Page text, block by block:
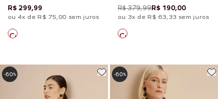
R$ 299,99
ou 4x de R$ 75,00 sem juros
Zebra
R$ 379,99R$ 190,00
ou 3x de R$ 63,33 sem juros
-60% -60%